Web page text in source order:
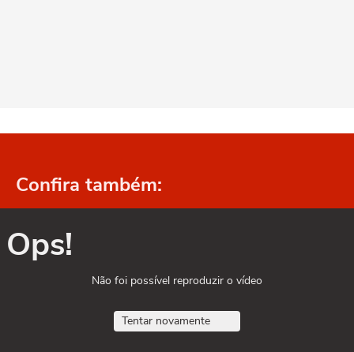
Confira também:
Ops!
Não foi possível reproduzir o vídeo
Tentar novamente